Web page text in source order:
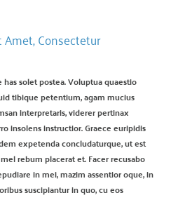
Consectetur
solet postea. Voluptua quaestio
tibique petentium, agam mucius
interpretaris, viderer pertinax
insolens instructior. Graece euripidis
expetenda concludaturque, ut est
rebum placerat et. Facer recusabo
in mei, mazim assentior oque, in
suscipiantur in quo, cu eos